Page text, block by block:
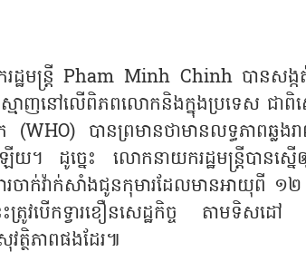
ដ្ឋមន្ត្រី Pham Minh Chinh បានសង្កត់ធ្
មាញនៅលើពិភពលោកនិងក្នុងប្រទេស ជាពិស
បានព្រមានថាមានលទ្ធភាពឆ្ល
ដូច្នេះ លោកនាយករដ្ឋមន្ត្រីបានស្នើឲ្
ចាក់វ៉ាក់សាំងជូនកុមារដែលមានអាយុពី ១២
ត្រូវបើកទ្វារខឿនសេដ្ឋកិច្ច តាមទិសដ
ត្ថិភាពផងដែរ៕